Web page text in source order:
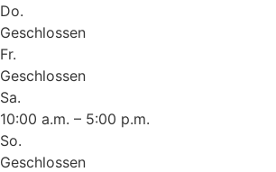
Do.
Geschlossen
Fr.
Geschlossen
Sa.
10:00 a.m. – 5:00 p.m.
So.
Geschlossen